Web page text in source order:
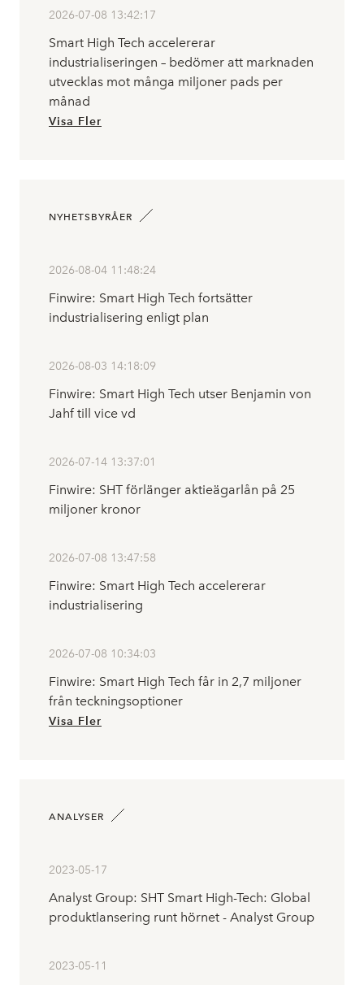
2026-07-08 13:42:17
Smart High Tech accelererar
industrialiseringen – bedömer att marknaden
utvecklas mot många miljoner pads per
månad
Visa Fler
NYHETSBYRÅER
2026-08-04 11:48:24
Finwire: Smart High Tech fortsätter
industrialisering enligt plan
2026-08-03 14:18:09
Finwire: Smart High Tech utser Benjamin von
Jahf till vice vd
2026-07-14 13:37:01
Finwire: SHT förlänger aktieägarlån på 25
miljoner kronor
2026-07-08 13:47:58
Finwire: Smart High Tech accelererar
industrialisering
2026-07-08 10:34:03
Finwire: Smart High Tech får in 2,7 miljoner
från teckningsoptioner
Visa Fler
ANALYSER
2023-05-17
Analyst Group: SHT Smart High-Tech: Global
produktlansering runt hörnet - Analyst Group
2023-05-11